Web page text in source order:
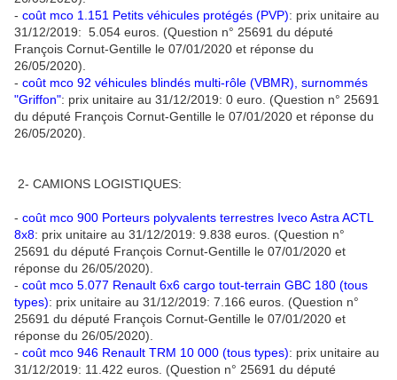
- coût mco 1.151 Petits véhicules protégés (PVP): prix unitaire au
31/12/2019: 5.054 euros. (Question n° 25691 du député
François Cornut-Gentille le 07/01/2020 et réponse du
26/05/2020).
- coût mco 92 véhicules blindés multi-rôle (VBMR), surnommés
"Griffon": prix unitaire au 31/12/2019: 0 euro. (Question n° 25691
du député François Cornut-Gentille le 07/01/2020 et réponse du
26/05/2020).
2- CAMIONS LOGISTIQUES:
- coût mco 900 Porteurs polyvalents terrestres Iveco Astra ACTL
8x8: prix unitaire au 31/12/2019: 9.838 euros. (Question n°
25691 du député François Cornut-Gentille le 07/01/2020 et
réponse du 26/05/2020).
- coût mco 5.077 Renault 6x6 cargo tout-terrain GBC 180 (tous
types): prix unitaire au 31/12/2019: 7.166 euros. (Question n°
25691 du député François Cornut-Gentille le 07/01/2020 et
réponse du 26/05/2020).
- coût mco 946 Renault TRM 10 000 (tous types): prix unitaire au
31/12/2019: 11.422 euros. (Question n° 25691 du député